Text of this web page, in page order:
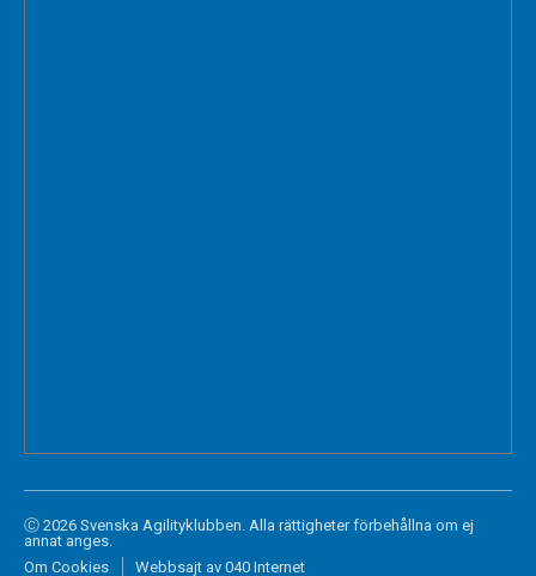
Ⓒ 2026 Svenska Agilityklubben. Alla rättigheter förbehållna om ej
annat anges.
Om Cookies
Webbsajt av 040 Internet